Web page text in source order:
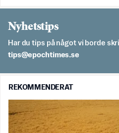
Nyhetstips
Har du tips på något vi borde
es.semithcope@spit
REKOMMENDERAT